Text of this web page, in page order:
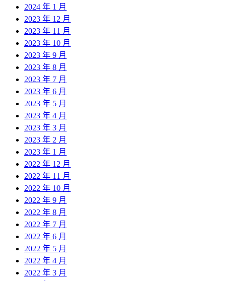
2024 年 1 月
2023 年 12 月
2023 年 11 月
2023 年 10 月
2023 年 9 月
2023 年 8 月
2023 年 7 月
2023 年 6 月
2023 年 5 月
2023 年 4 月
2023 年 3 月
2023 年 2 月
2023 年 1 月
2022 年 12 月
2022 年 11 月
2022 年 10 月
2022 年 9 月
2022 年 8 月
2022 年 7 月
2022 年 6 月
2022 年 5 月
2022 年 4 月
2022 年 3 月